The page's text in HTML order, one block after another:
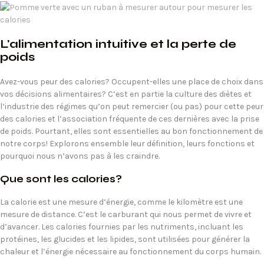
L'alimentation intuitive et la perte de
poids
Avez-vous peur des calories? Occupent-elles une place de choix dans
vos décisions alimentaires? C’est en partie la culture des diètes et
l’industrie des régimes qu’on peut remercier (ou pas) pour cette peur
des calories et l’association fréquente de ces dernières avec la prise
de poids. Pourtant, elles sont essentielles au bon fonctionnement de
notre corps! Explorons ensemble leur définition, leurs fonctions et
pourquoi nous n’avons pas à les craindre.
Que sont les calories?
La calorie est une mesure d’énergie, comme le kilomètre est une
mesure de distance. C’est le carburant qui nous permet de vivre et
d’avancer. Les calories fournies par les nutriments, incluant les
protéines, les glucides et les lipides, sont utilisées pour générer la
chaleur et l’énergie nécessaire au fonctionnement du corps humain.